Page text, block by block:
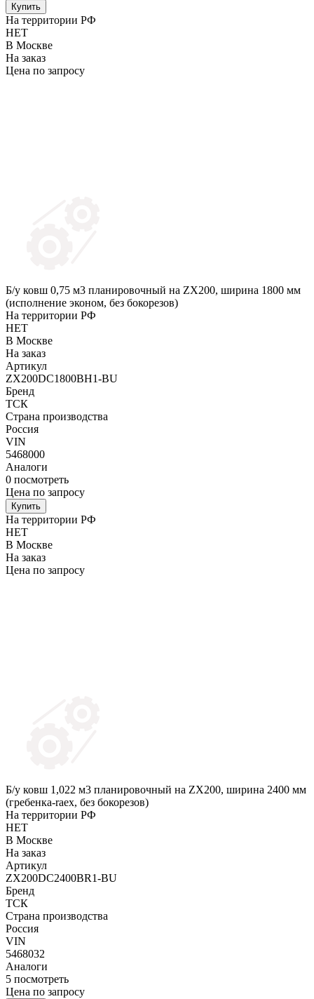
Купить
На территории РФ
НЕТ
В Москве
На заказ
Цена по запросу
Б/у ковш 0,75 м3 планировочный на ZX200, ширина 1800 мм
(исполнение эконом, без бокорезов)
На территории РФ
НЕТ
В Москве
На заказ
Артикул
ZX200DC1800BH1-BU
Бренд
ТСК
Страна производства
Россия
VIN
5468000
Аналоги
0 посмотреть
Цена по запросу
Купить
На территории РФ
НЕТ
В Москве
На заказ
Цена по запросу
Б/у ковш 1,022 м3 планировочный на ZX200, ширина 2400 мм
(гребенка-raex, без бокорезов)
На территории РФ
НЕТ
В Москве
На заказ
Артикул
ZX200DC2400BR1-BU
Бренд
ТСК
Страна производства
Россия
VIN
5468032
Аналоги
5 посмотреть
Цена по запросу